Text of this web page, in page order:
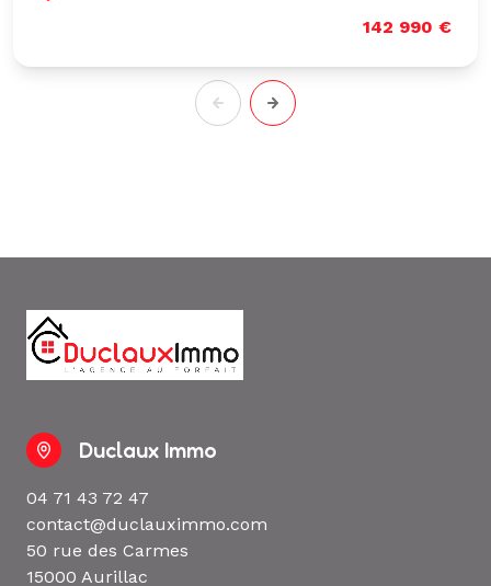
142 990 €
Duclaux Immo
04 71 43 72 47
contact@duclauximmo.com
50 rue des Carmes
15000 Aurillac